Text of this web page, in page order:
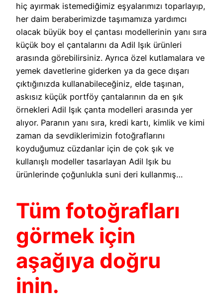
hiç ayırmak istemediğimiz eşyalarımızı toparlayıp,
her daim beraberimizde taşımamıza yardımcı
olacak büyük boy el çantası modellerinin yanı sıra
küçük boy el çantalarını da Adil Işık ürünleri
arasında görebilirsiniz. Ayrıca özel kutlamalara ve
yemek davetlerine giderken ya da gece dışarı
çıktığınızda kullanabileceğiniz, elde taşınan,
askısız küçük portföy çantalarının da en şık
örnekleri Adil Işık çanta modelleri arasında yer
alıyor. Paranın yanı sıra, kredi kartı, kimlik ve kimi
zaman da sevdiklerimizin fotoğraflarını
koyduğumuz cüzdanlar için de çok şık ve
kullanışlı modeller tasarlayan Adil Işık bu
ürünlerinde çoğunlukla suni deri kullanmış…
Tüm fotoğrafları
görmek için
aşağıya doğru
inin.